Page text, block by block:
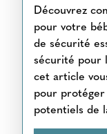
Découvrez
pour votre
de sécurité
sécurité pour
cet article
pour
potentiels de